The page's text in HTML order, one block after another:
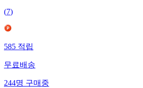
(7)
585 적립
무료배송
244명 구매중